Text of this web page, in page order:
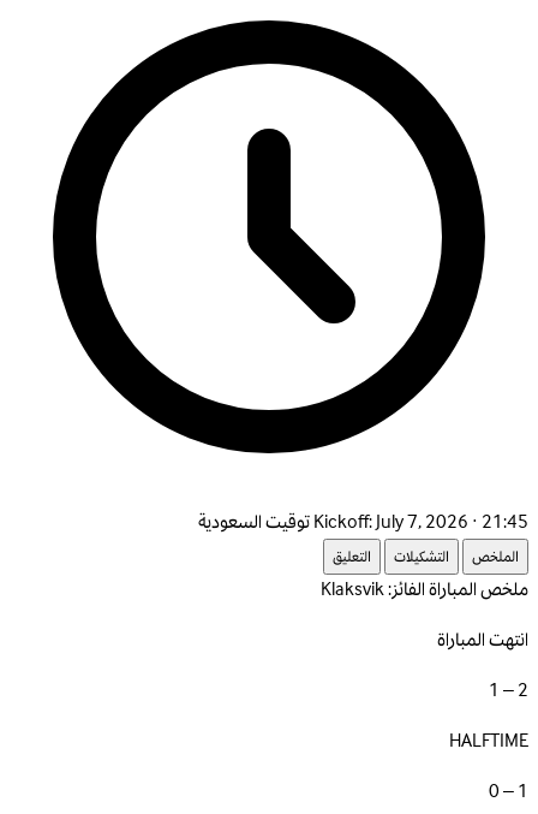
Kickoff:July 7, 2026 · 21:45 توقيت السعودية
الملخص التشكيلات التعليق
ملخص المباراةالفائز: Klaksvik
انتهت المباراة
2 – 1
HALFTIME
1 – 0